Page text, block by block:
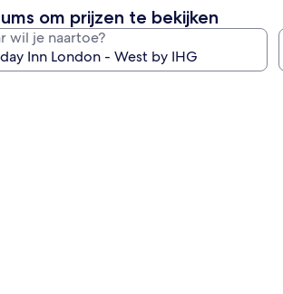
om prijzen te bekijken
wil je naartoe?